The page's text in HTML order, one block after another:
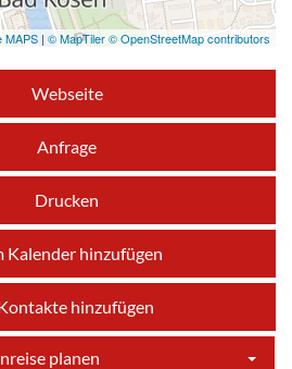
MAPS | © MapTiler © OpenStreetMap contributors
Webseite
Anfrage
Drucken
Kalender hinzufügen
hinzufügen
planen